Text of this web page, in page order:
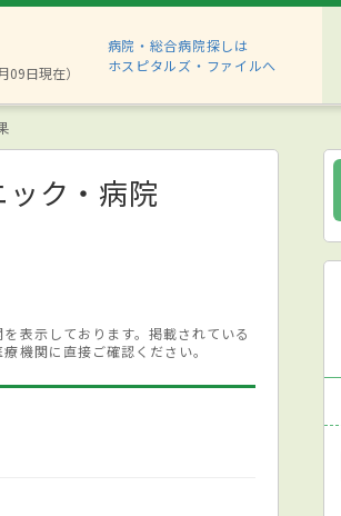
日現在）
病院・総合病院探しは
ホスピタルズ・ファイルへ
ク・病院
表示しております。掲載されている
機関に直接ご確認ください。